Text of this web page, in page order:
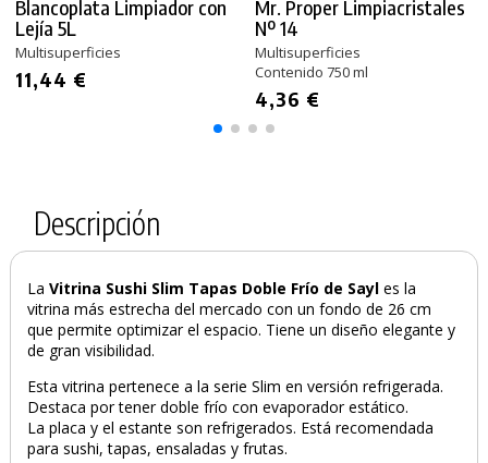
Blancoplata Limpiador con
Lejía 5L
Multisuperficies
11,44 €
Mr. Proper Limpiacristales
Nº 14
Multisuperficies
Contenido 750 ml
4,36 €
Descripción
La Vitrina Sushi Slim Tapas Doble Frío de Sayles la
vitrina más estrecha del mercado con un fondo de 26 cm
que permite optimizar el espacio. Tiene un diseño elegante y
de gran visibilidad.
Esta vitrina pertenece a la serie Slim en versión refrigerada.
Destaca por tener doble frío con evaporador estático.
La placa y el estante son refrigerados. Está recomendada
para sushi, tapas, ensaladas y frutas.